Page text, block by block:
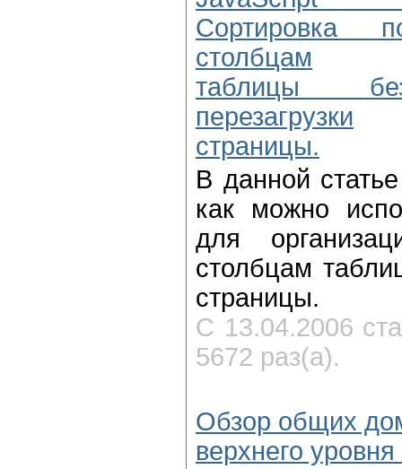
Сортировка
столбцам
таблицы
перезагрузки
страницы.
В данной
как можно
для
столбцам
страницы.
С 13.04.2006
5672 раз(а).
Обзор общих
верхнего